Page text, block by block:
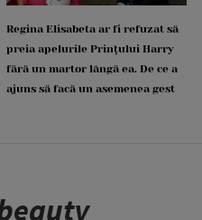
Regina Elisabeta ar fi refuzat să
preia apelurile Prințului Harry
fără un martor lângă ea. De ce a
ajuns să facă un asemenea gest